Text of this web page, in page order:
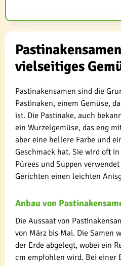
vielseitiges
Pastinakensamen sind die
Pastinaken, einem Gemüse,
ist. Die Pastinake, auch
ein Wurzelgemüse, das eng
aber eine hellere Farbe und
Geschmack hat. Sie wird oft
Pürees und Suppen
Gerichten einen leichten
Anbau von
Die Aussaat von
von März bis Mai. Die Samen
der Erde abgelegt, wobei ein
cm empfohlen wird. Bei einer